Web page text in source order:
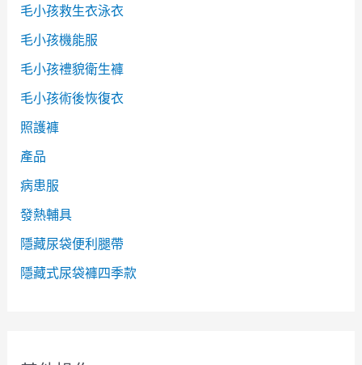
毛小孩救生衣泳衣
毛小孩機能服
毛小孩禮貌衛生褲
毛小孩術後恢復衣
照護褲
產品
病患服
發熱輔具
隱藏尿袋便利腿帶
隱藏式尿袋褲四季款